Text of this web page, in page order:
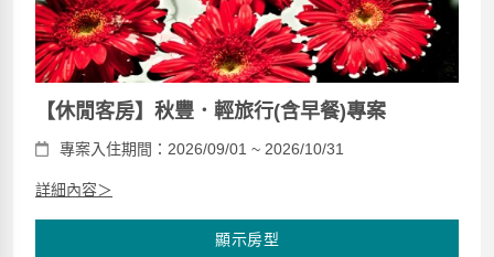
【休閒客房】秋豐．輕旅行(含早餐)專案
專案入住期間：2026/09/01 ~ 2026/10/31
詳細內容＞
顯示房型